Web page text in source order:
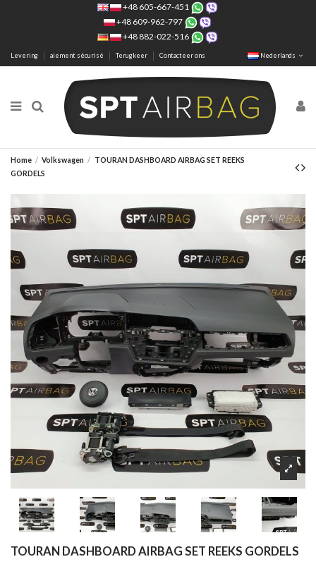
+48 605-667-451
+48 609-962-797
+48 882-022-516
Levering aiement sécurisé Terugkeer Contacteer ons Nederlands
Home Volkswagen
TOURAN DASHBOARD AIRBAG SET REEKS
GORDELS
TOURAN DASHBOARD AIRBAG SET REEKS GORDELS